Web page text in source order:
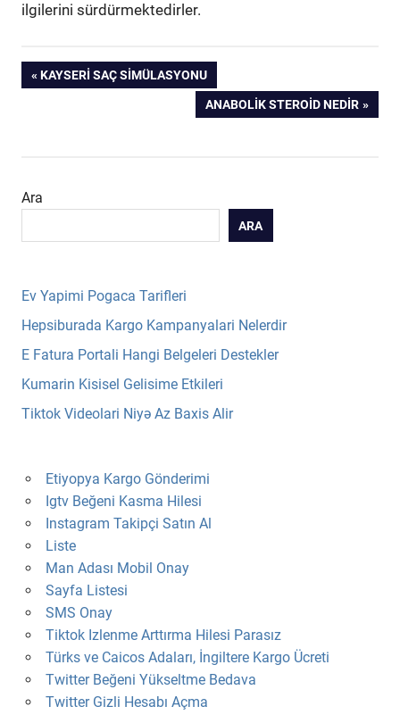
ilgilerini sürdürmektedirler.
Yazı
PREVIOUS
KAYSERI SAÇ SIMÜLASYONU
NEXT
ANABOLIK STEROID NEDIR
Ara
ARA
Ev Yapimi Pogaca Tarifleri
Hepsiburada Kargo Kampanyalari Nelerdir
E Fatura Portali Hangi Belgeleri Destekler
Kumarin Kisisel Gelisime Etkileri
Tiktok Videolari Niyə Az Baxis Alir
Etiyopya Kargo Gönderimi
Igtv Beğeni Kasma Hilesi
Instagram Takipçi Satın Al
Liste
Man Adası Mobil Onay
Sayfa Listesi
SMS Onay
Tiktok Izlenme Arttırma Hilesi Parasız
Türks ve Caicos Adaları, İngiltere Kargo Ücreti
Twitter Beğeni Yükseltme Bedava
Twitter Gizli Hesabı Açma